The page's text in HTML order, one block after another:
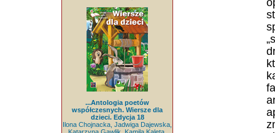
...Antologia poetów
współczesnych. Wiersze dla
dzieci. Edycja 18
Ilona Chojnacka, Jadwiga Dajewska,